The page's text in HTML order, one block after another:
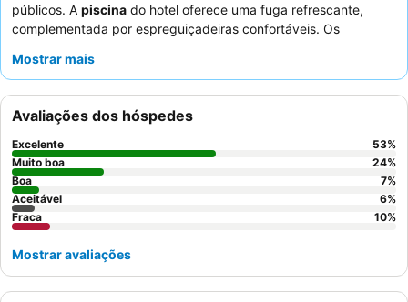
públicos. A piscina do hotel oferece uma fuga refrescante,
complementada por espreguiçadeiras confortáveis. Os
simpatia excecional e o
os hóspedes devem solicitar quartos virados para longe da
estrada principal.
Mostrar mais
Avaliações dos hóspedes
Excelente 53%
Muito boa
24%
Boa
7%
Aceitável
6%
Fraca
10%
Mostrar avaliações